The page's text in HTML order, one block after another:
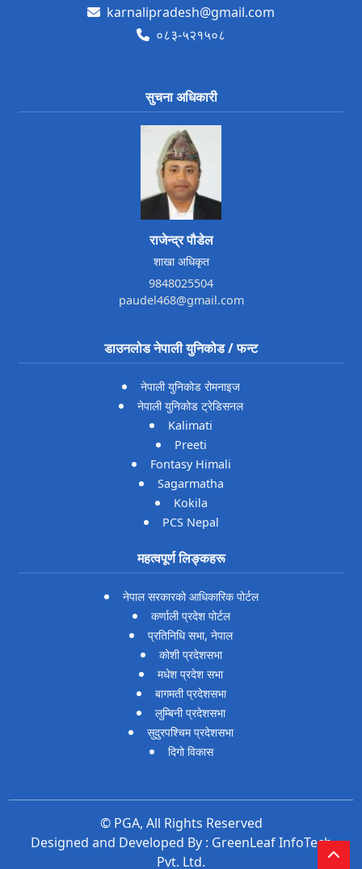
karnalipradesh@gmail.com
०८३-५२१५०८
सुचना अधिकारी
राजेन्द्र पौडेल
शाखा अधिकृत
9848025504
paudel468@gmail.com
डाउनलोड नेपाली युनिकोड / फन्ट
नेपाली युनिकोड रोमनाइज
नेपाली युनिकोड ट्रेडिसनल
Kalimati
Preeti
Fontasy Himali
Sagarmatha
Kokila
PCS Nepal
महत्वपूर्ण लिङ्कहरू
नेपाल सरकारको आधिकारिक पोर्टल
कर्णाली प्रदेश पोर्टल
प्रतिनिधि सभा, नेपाल
कोशी प्रदेशसभा
मधेश प्रदेश सभा
बागमती प्रदेशसभा
लुम्बिनी प्रदेशसभा
सुदुरपश्चिम प्रदेशसभा
दिगो विकास
© PGA, All Rights Reserved
Designed and Developed By : GreenLeaf InfoTech
Pvt. Ltd.